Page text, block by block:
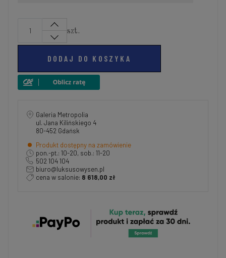
szt.
DODAJ DO KOSZYKA
Galeria Metropolia
ul. Jana Kilińskiego 4
80-452 Gdańsk
Produkt dostępny na zamówienie
pon.-pt.: 10-20, sob.: 11-20
502 104 104
biuro@luksusowysen.pl
cena w salonie: 8 618,00 zł